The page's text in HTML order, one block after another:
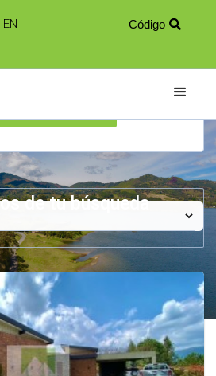
EN Código 
de tu búsqueda